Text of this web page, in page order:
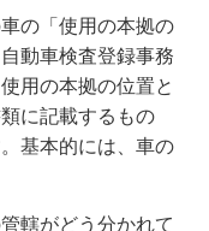
の「使用の本拠の
動車検査登録事務
用の本拠の位置と
に記載するもの
基本的には、車の
轄がどう分かれて